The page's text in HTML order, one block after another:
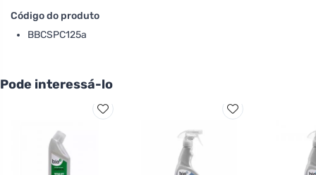
Código do produto
BBCSPC125a
Pode interessá-lo